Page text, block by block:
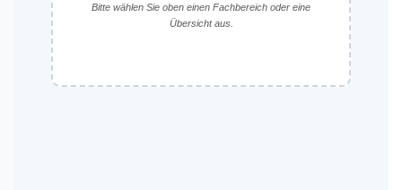
Bitte wählen Sie oben einen Fachbereich oder eine
Übersicht aus.